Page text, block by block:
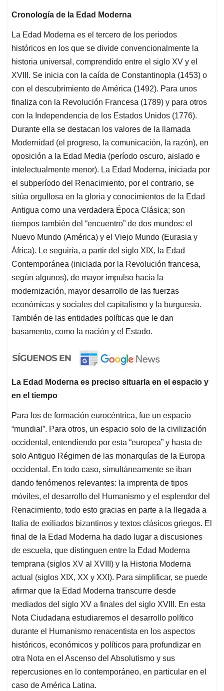
Cronología de la Edad Moderna
La Edad Moderna es el tercero de los periodos
históricos en los que se divide convencionalmente la
historia universal, comprendido entre el siglo XV y el
XVIII. Se inicia con la caída de Constantinopla (1453) o
con el descubrimiento de América (1492). Para unos
finaliza con la Revolución Francesa (1789) y para otros
con la Independencia de los Estados Unidos (1776).
Durante ella se destacan los valores de la llamada
Modernidad (el progreso, la comunicación, la razón), en
oposición a la Edad Media (período oscuro, aislado e
intelectualmente menor). La Edad Moderna, iniciada por
el subperíodo del Renacimiento, por el contrario, se
sitúa orgullosa en la gloria y conocimientos de la Edad
Antigua como una verdadera Época Clásica; son
tiempos también del “encuentro” de dos mundos: el
Nuevo Mundo (América) y el Viejo Mundo (Eurasia y
África). Le seguiría, a partir del siglo XIX, la Edad
Contemporánea (iniciada por la Revolución francesa,
según algunos), de mayor impulso hacia la
modernización, mayor desarrollo de las fuerzas
económicas y sociales del capitalismo y la burguesía.
También de las entidades políticas que le dan
basamento, como la nación y el Estado.
La Edad Moderna es preciso situarla en el espacio y
en el tiempo
Para los de formación eurocéntrica, fue un espacio
“mundial”. Para otros, un espacio solo de la civilización
occidental, entendiendo por esta “europea” y hasta de
solo Antiguo Régimen de las monarquías de la Europa
occidental. En todo caso, simultáneamente se iban
dando fenómenos relevantes: la imprenta de tipos
móviles, el desarrollo del Humanismo y el esplendor del
Renacimiento, todo esto gracias en parte a la llegada a
Italia de exiliados bizantinos y textos clásicos griegos. El
final de la Edad Moderna ha dado lugar a discusiones
de escuela, que distinguen entre la Edad Moderna
temprana (siglos XV al XVIII) y la Historia Moderna
actual (siglos XIX, XX y XXI). Para simplificar, se puede
afirmar que la Edad Moderna transcurre desde
mediados del siglo XV a finales del siglo XVIII. En esta
Nota Ciudadana estudiaremos el desarrollo político
durante el Humanismo renacentista en los aspectos
históricos, económicos y políticos para profundizar en
otra Nota en el Ascenso del Absolutismo y sus
repercusiones en lo contemporáneo, en particular en el
caso de América Latina.